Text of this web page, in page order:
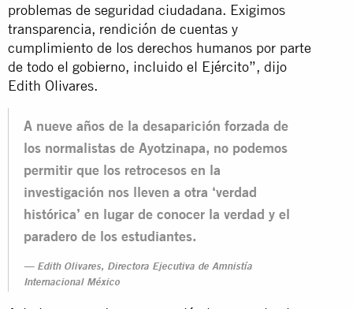
problemas de seguridad ciudadana. Exigimos
transparencia, rendición de cuentas y
cumplimiento de los derechos humanos por parte
de todo el gobierno, incluido el Ejército”, dijo
Edith Olivares.
A nueve años de la desaparición forzada de
los normalistas de Ayotzinapa, no podemos
permitir que los retrocesos en la
investigación nos lleven a otra ‘verdad
histórica’ en lugar de conocer la verdad y el
paradero de los estudiantes.
Edith Olivares, Directora Ejecutiva de Amnistía
Internacional México